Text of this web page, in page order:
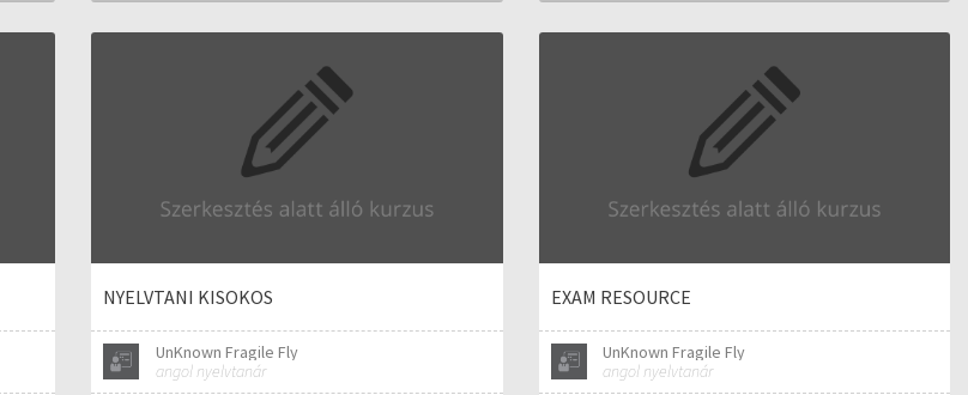
NYELVTANI KISOKOS
UnKnown Fragile Fly
angol nyelvtanár
EXAM RESOURCE
UnKnown Fragile Fly
angol nyelvtanár